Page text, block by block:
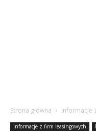
Strona główna Informacje
Informacje z firm leasingowych